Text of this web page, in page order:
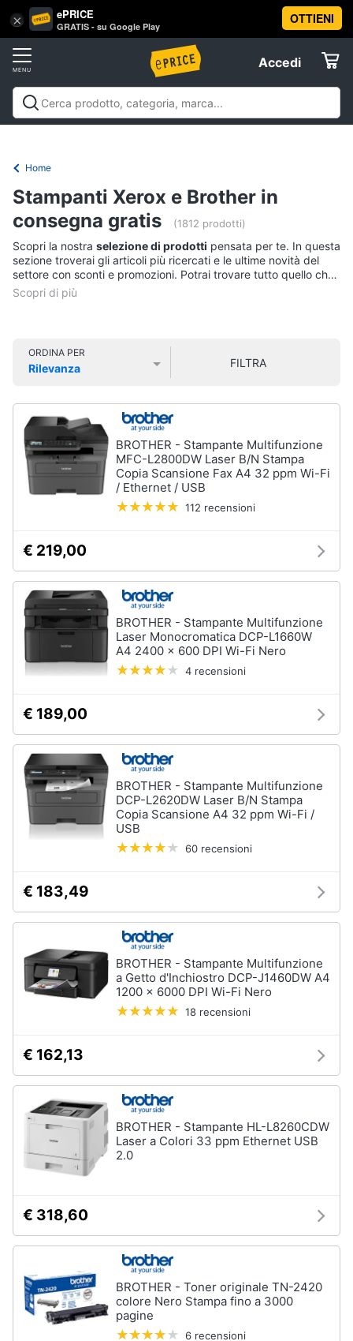
× ePRICE
GRATIS - su Google Play
OTTIENI
Accedi
Accedi
Registrati
Offerte
Informatica
Telefonia
Tv
e
Smart
Videogiochi
Audio
musica
Clima
Arredo
Brico
Giardinaggio
e
igiene
Beauty
Giocattoli
Fotografia
Casalinghi
Abbigliamento
Sport
Motori
Libri,
Festività
e
ricorrenze
Vai
al
Home
Stampanti Xerox e Brother in
consegna gratis
(1812 prodotti)
Scopri la nostra selezione di prodotti pensata per te. In questa
sezione troverai gli articoli più ricercati e le ultime novità del
settore con sconti e promozioni. Potrai trovare tutto quello che
ti serve per la casa, il lavoro o il tempo libero a
Scegli ora tra tantissimi prodotti in offerta e con consegna
ORDINA PER
Rilevanza
FILTRA
BROTHER - Stampante Multifunzione
MFC-L2800DW Laser B/N Stampa
Copia Scansione Fax A4 32 ppm Wi-Fi
/ Ethernet / USB
112 recensioni
€ 219,00
BROTHER - Stampante Multifunzione
Laser Monocromatica DCP-L1660W
A4 2400 x 600 DPI Wi-Fi Nero
4 recensioni
€ 189,00
BROTHER - Stampante Multifunzione
DCP-L2620DW Laser B/N Stampa
Copia Scansione A4 32 ppm Wi-Fi /
USB
60 recensioni
€ 183,49
BROTHER - Stampante Multifunzione
a Getto d'Inchiostro DCP-J1460DW A4
1200 x 6000 DPI Wi-Fi Nero
18 recensioni
€ 162,13
BROTHER - Stampante HL-L8260CDW
Laser a Colori 33 ppm Ethernet USB
2.0
€ 318,60
BROTHER - Toner originale TN-2420
colore Nero Stampa fino a 3000
pagine
6 recensioni